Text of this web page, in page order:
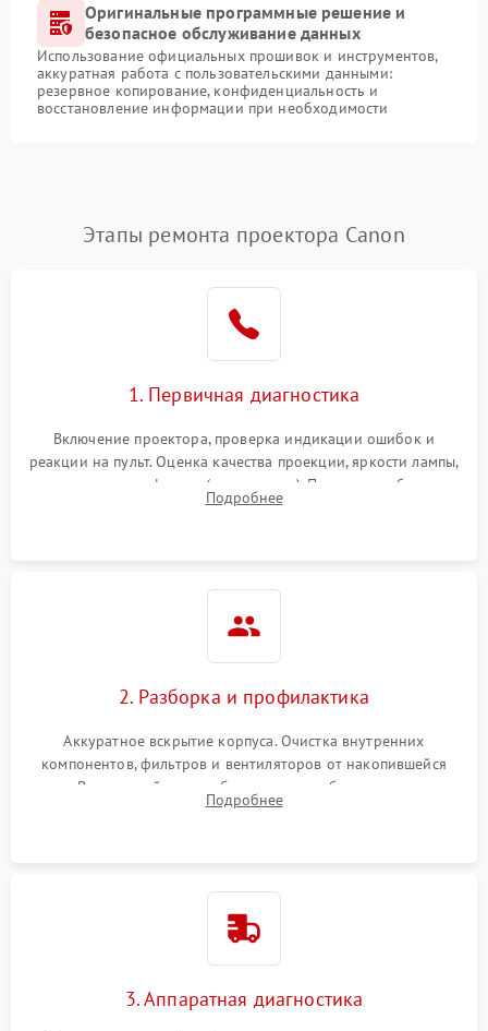
Оригинальные программные решение и
безопасное обслуживание данных
Использование официальных прошивок и инструментов,
аккуратная работа с пользовательскими данными:
резервное копирование, конфиденциальность и
восстановление информации при необходимости
Этапы ремонта проектора Canon
1. Первичная диагностика
Включение проектора, проверка индикации ошибок и
реакции на пульт. Оценка качества проекции, яркости лампы,
наличия артефактов (точки, пятна). Проверка работы
системы охлаждения по уровню шума вентиляторов.
Подробнее
2. Разборка и профилактика
Аккуратное вскрытие корпуса. Очистка внутренних
компонентов, фильтров и вентиляторов от накопившейся
пыли. Визуальный осмотр блока питания, балласта лампы и
материнской платы на наличие прогаров или вздутых
Подробнее
3. Аппаратная диагностика